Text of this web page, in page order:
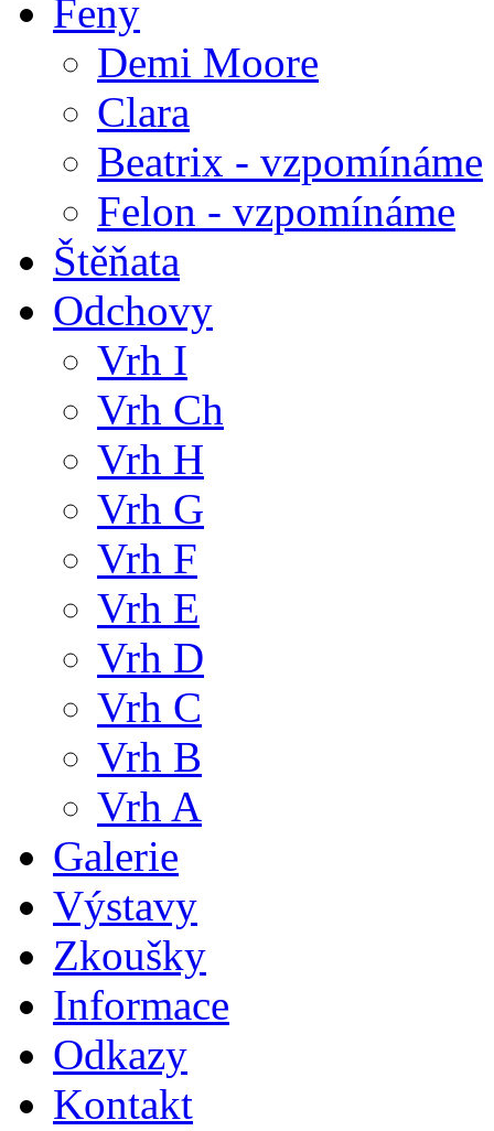
Feny
Demi Moore
Clara
Beatrix - vzpomínáme
Felon - vzpomínáme
Štěňata
Odchovy
Vrh I
Vrh Ch
Vrh H
Vrh G
Vrh F
Vrh E
Vrh D
Vrh C
Vrh B
Vrh A
Galerie
Výstavy
Zkoušky
Informace
Odkazy
Kontakt